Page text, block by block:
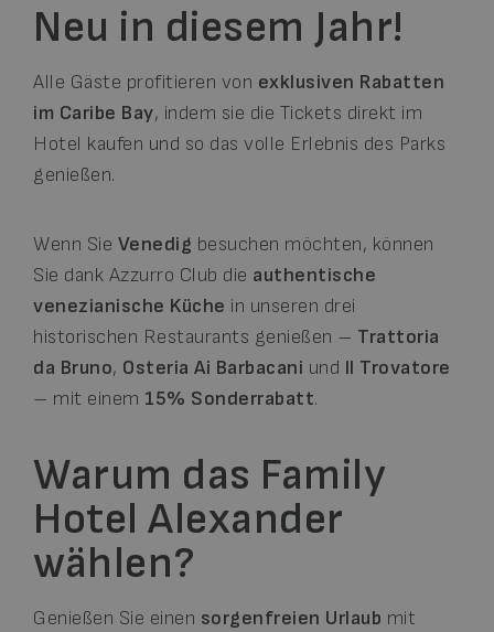
Neu in diesem Jahr!
Alle Gäste profitieren von exklusiven Rabatten
im Caribe Bay, indem sie die Tickets direkt im
Hotel kaufen und so das volle Erlebnis des Parks
genießen.
Wenn Sie Venedig besuchen möchten, können
Sie dank Azzurro Club die authentische
venezianische Küche in unseren drei
historischen Restaurants genießen – Trattoria
da Bruno, Osteria Ai Barbacani und Il Trovatore
– mit einem 15% Sonderrabatt.
Warum das Family
Hotel Alexander
wählen?
Genießen Sie einen sorgenfreien Urlaub mit